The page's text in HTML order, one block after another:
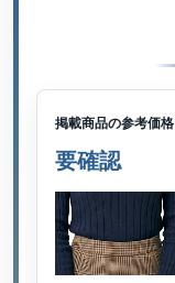
掲載商品の参考価格
要確認